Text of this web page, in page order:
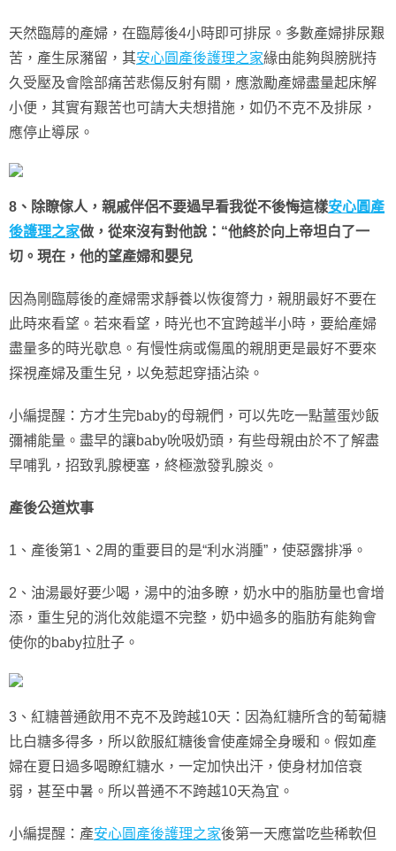
天然臨蓐的產婦，在臨蓐後4小時即可排尿。多數產婦排尿艱
苦，產生尿瀦留，其安心圓產後護理之家緣由能夠與膀胱持
久受壓及會陰部痛苦悲傷反射有關，應激勵產婦盡量起床解
小便，其實有艱苦也可請大夫想措施，如仍不克不及排尿，
應停止導尿。
8、除瞭傢人，親戚伴侶不要過早看我從不後悔這樣安心圓產
後護理之家做，從來沒有對他說：“他終於向上帝坦白了一
切。現在，他的望產婦和嬰兒
因為剛臨蓐後的產婦需求靜養以恢復膂力，親朋最好不要在
此時來看望。若來看望，時光也不宜跨越半小時，要給產婦
盡量多的時光歇息。有慢性病或傷風的親朋更是最好不要來
探視產婦及重生兒，以免惹起穿插沾染。
小編提醒：方才生完baby的母親們，可以先吃一點薑蛋炒飯
彌補能量。盡早的讓baby吮吸奶頭，有些母親由於不了解盡
早哺乳，招致乳腺梗塞，終極激發乳腺炎。
產後公道炊事
1、產後第1、2周的重要目的是“利水消腫”，使惡露排凈。
2、油湯最好要少喝，湯中的油多瞭，奶水中的脂肪量也會增
添，重生兒的消化效能還不完整，奶中過多的脂肪有能夠會
使你的baby拉肚子。
3、紅糖普通飲用不克不及跨越10天：因為紅糖所含的萄葡糖
比白糖多得多，所以飲服紅糖後會使產婦全身暖和。假如產
婦在夏日過多喝瞭紅糖水，一定加快出汗，使身材加倍衰
弱，甚至中暑。所以普通不不跨越10天為宜。
小編提醒：產安心圓產後護理之家後第一天應當吃些稀軟但